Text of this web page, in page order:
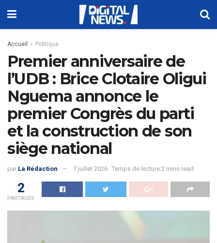
Accueil Politique
Premier anniversaire de
l’UDB : Brice Clotaire Oligui
Nguema annonce le
premier Congrès du parti
et la construction de son
siège national
par La Rédaction 7 juillet 2026 Temps de lecture:2 mins read
2
PARTAGES